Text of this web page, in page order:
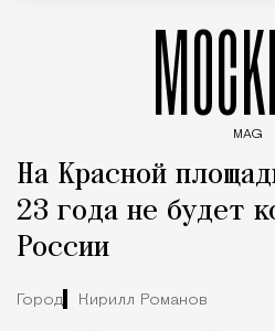
MAG
На Красной
23 года не будет
России
Город Кирилл Романов